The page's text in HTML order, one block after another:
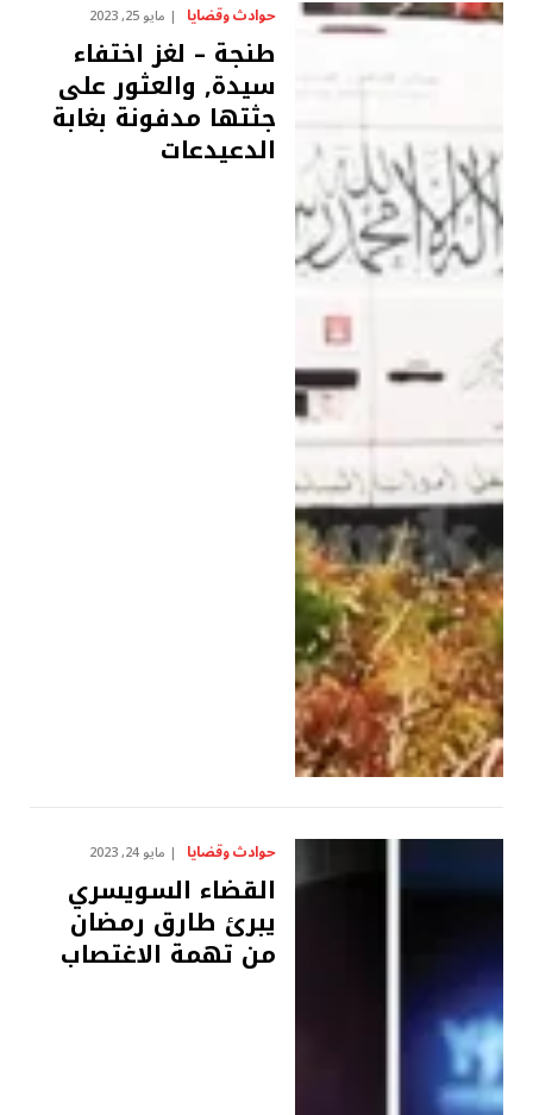
حوادث وقضايا مايو 25, 2023
طنجة – لغز اختفاء
سيدة, والعثور على
جثتها مدفونة بغابة
الدعيدعات
حوادث وقضايا مايو 24, 2023
القضاء السويسري
يبرئ طارق رمضان
من تهمة الاغتصاب